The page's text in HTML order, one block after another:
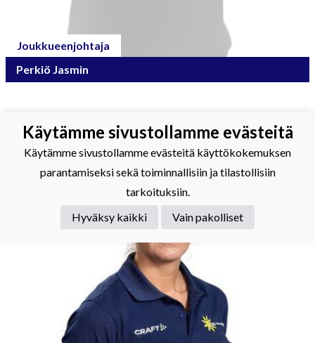
Joukkueenjohtaja
Perkiö Jasmin
Käytämme sivustollamme evästeitä
Käytämme sivustollamme evästeitä käyttökokemuksen
parantamiseksi sekä toiminnallisiin ja tilastollisiin
tarkoituksiin.
Hyväksy kaikki
Vain pakolliset